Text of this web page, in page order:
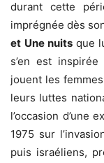
durant cette
imprégnée dès
et Une nuits que
s’en est
jouent les
leurs luttes
l’occasion d’une
1975 sur
puis israéliens,